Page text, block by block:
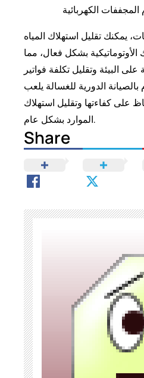
يمكنك تقليل استهلاك المياه
بشكل فعال، مما
البيئة وتقليل تكلفة فواتير
بالصيانة الدورية للغسالة يلعب
على كفاءتها وتقليل استهلاك
الموارد بشكل عام.
Share